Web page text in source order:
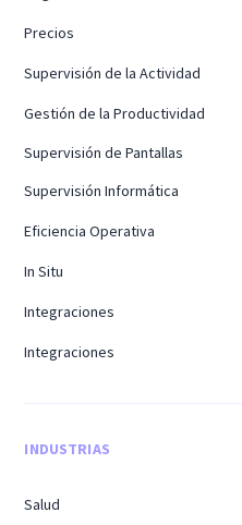
Precios
Supervisión de la Actividad
Gestión de la Productividad
Supervisión de Pantallas
Supervisión Informática
Eficiencia Operativa
In Situ
Integraciones
Integraciones
INDUSTRIAS
Salud